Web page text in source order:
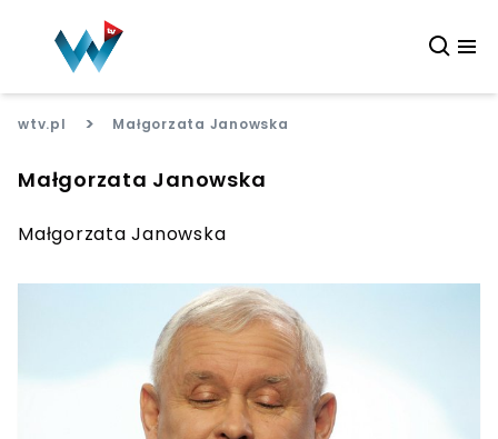
wtv.pl > Małgorzata Janowska
Małgorzata Janowska
Małgorzata Janowska